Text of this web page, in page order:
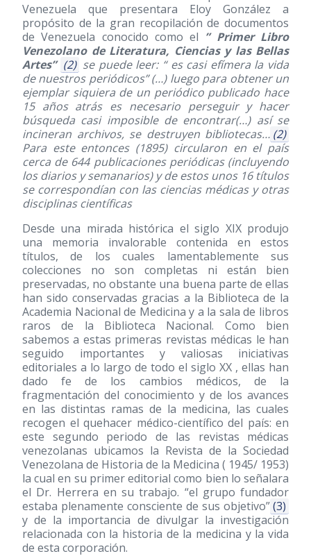
Venezuela que presentara Eloy González a
propósito de la gran recopilación de documentos
de Venezuela conocido como el ” Primer Libro
Venezolano de Literatura, Ciencias y las Bellas
Artes” (2) se puede leer: “ es casi efímera la vida
de nuestros periódicos” (…) luego para obtener un
ejemplar siquiera de un periódico publicado hace
15 años atrás es necesario perseguir y hacer
búsqueda casi imposible de encontrar(…) así se
incineran archivos, se destruyen bibliotecas… (2)
Para este entonces (1895)circularon en el país
cerca de 644 publicaciones periódicas (incluyendo
los diarios y semanarios) y de estos unos 16 títulos
se correspondían con las ciencias médicas y otras
disciplinas científicas
Desde una mirada histórica el siglo XIX produjo
una memoria invalorable contenida en estos
títulos, de los cuales lamentablemente sus
colecciones no son completas ni están bien
preservadas, no obstante una buena parte de ellas
han sido conservadas gracias a la Biblioteca de la
Academia Nacional de Medicina y a la sala de libros
raros de la Biblioteca Nacional. Como bien
sabemos a estas primeras revistas médicas le han
seguido importantes y valiosas iniciativas
editoriales a lo largo de todo el siglo XX , ellas han
dado fe de los cambios médicos, de la
fragmentación del conocimiento y de los avances
en las distintas ramas de la medicina, las cuales
recogen el quehacer médico-científico del país: en
este segundo periodo de las revistas médicas
venezolanas ubicamos la Revista de la Sociedad
Venezolana de Historia de la Medicina ( 1945/ 1953)
la cual en su primer editorial como bien lo señalara
el Dr. Herrera en su trabajo. “el grupo fundador
estaba plenamente consciente de sus objetivo”(3)
y de la importancia de divulgar la investigación
relacionada con la historia de la medicina y la vida
de esta corporación.